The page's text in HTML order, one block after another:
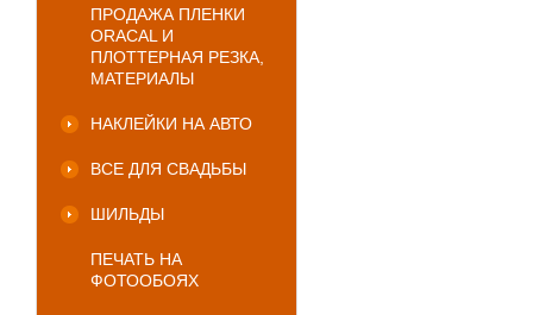
ПРОДАЖА ПЛЕНКИ
ORACAL И
ПЛОТТЕРНАЯ РЕЗКА,
МАТЕРИАЛЫ
НАКЛЕЙКИ НА АВТО
ВСЕ ДЛЯ СВАДЬБЫ
ШИЛЬДЫ
ПЕЧАТЬ НА
ФОТООБОЯХ